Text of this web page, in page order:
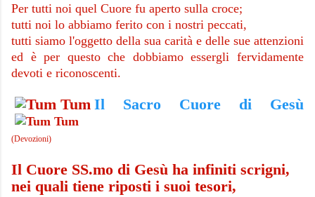
Per tutti noi quel Cuo­re fu aperto sulla croce;
tutti noi lo abbiamo ferito con i nostri peccati,
tutti siamo l'og­getto della sua carità e delle sue attenzioni
ed è per que­sto che dobbiamo essergli fervidamente
devoti e ricono­scenti.
Il Sacro Cuore di Gesù
(Devozioni)
Il Cuore SS.mo di Gesù ha infiniti scrigni,
nei quali tiene riposti i suoi tesori,